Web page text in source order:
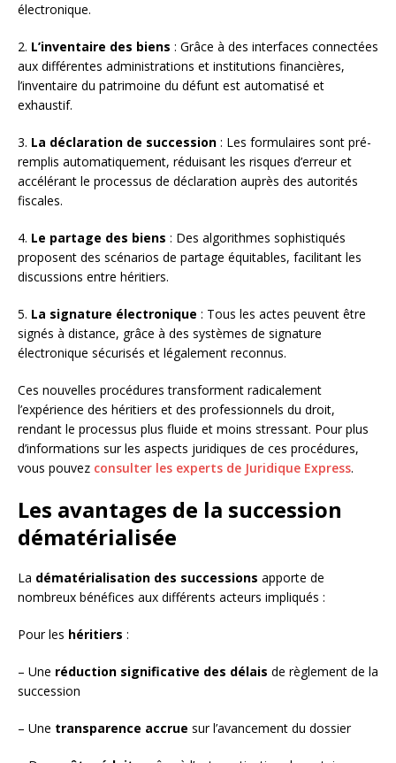
électronique.
2. L’inventaire des biens : Grâce à des interfaces connectées
aux différentes administrations et institutions financières,
l’inventaire du patrimoine du défunt est automatisé et
exhaustif.
3. La déclaration de succession : Les formulaires sont pré-
remplis automatiquement, réduisant les risques d’erreur et
accélérant le processus de déclaration auprès des autorités
fiscales.
4. Le partage des biens : Des algorithmes sophistiqués
proposent des scénarios de partage équitables, facilitant les
discussions entre héritiers.
5. La signature électronique : Tous les actes peuvent être
signés à distance, grâce à des systèmes de signature
électronique sécurisés et légalement reconnus.
Ces nouvelles procédures transforment radicalement
l’expérience des héritiers et des professionnels du droit,
rendant le processus plus fluide et moins stressant. Pour plus
d’informations sur les aspects juridiques de ces procédures,
vous pouvez consulter les experts de Juridique Express.
Les avantages de la succession
dématérialisée
La dématérialisation des successions apporte de
nombreux bénéfices aux différents acteurs impliqués :
Pour les héritiers :
– Une réduction significative des délais de règlement de la
succession
– Une transparence accrue sur l’avancement du dossier